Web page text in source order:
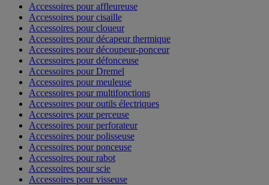
Accessoires pour affleureuse
Accessoires pour cisaille
Accessoires pour cloueur
Accessoires pour décapeur thermique
Accessoires pour découpeur-ponceur
Accessoires pour défonceuse
Accessoires pour Dremel
Accessoires pour meuleuse
Accessoires pour multifonctions
Accessoires pour outils électriques
Accessoires pour perceuse
Accessoires pour perforateur
Accessoires pour polisseuse
Accessoires pour ponceuse
Accessoires pour rabot
Accessoires pour scie
Accessoires pour visseuse